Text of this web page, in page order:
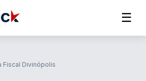
☰
Fiscal Divinópolis